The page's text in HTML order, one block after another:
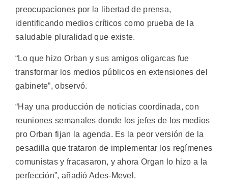
preocupaciones por la libertad de prensa,
identificando medios críticos como prueba de la
saludable pluralidad que existe.
“Lo que hizo Orban y sus amigos oligarcas fue
transformar los medios públicos en extensiones del
gabinete”, observó.
“Hay una producción de noticias coordinada, con
reuniones semanales donde los jefes de los medios
pro Orban fijan la agenda. Es la peor versión de la
pesadilla que trataron de implementar los regímenes
comunistas y fracasaron, y ahora Organ lo hizo a la
perfección”, añadió Ades-Mevel.